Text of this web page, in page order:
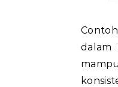
Contoh Inovasi Sukses Menginspirasi banyak individu untuk berani menciptakan solusi baru
dalam